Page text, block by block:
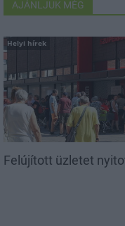
AJÁNLJUK MÉG
Helyi hírek
Felújított üzletet